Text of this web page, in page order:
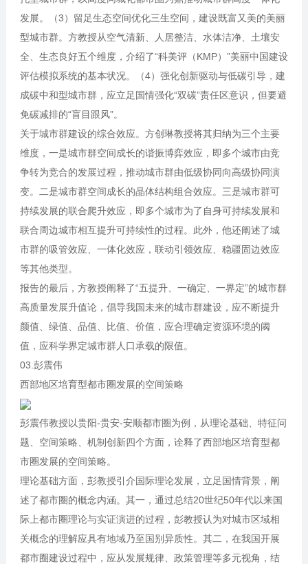
发展。（3）留足生态空间优化三生空间，建设既富又美的美丽
型城市群。方教授从空气清新、人居整洁、水体洁净、土壤安
全、生态良好五个维度，介绍了“科美评（KMP）”美丽中国建设
评估模拟系统的基本状况。（4）强化创新驱动与低碳引导，建
成碳中和型城市群，应立足国情强化“双碳”责任区意识，但要避
免碳减排的“盲目跟风”。
关于城市群建设的综合效应。方创琳教授将其归纳为三个主要
维度，一是城市群空间成长的谐振博弈效应，即多个城市由竞
争转为竞合的发展过程，推动城市群由低级协同向高级协同演
变。二是城市群空间成长的晶体结构组合效应。三是城市群可
持续发展的联合爬升效应，即多个城市为了自身可持续发展和
联合周边城市相互提升可持续性的过程。此外，他还阐述了城
市群的吸管效应、一体化效应，联动引领效应、稳疆固边效应
等其他类型。
报告的最后，方教授阐释了“五提升、一确定、一界定”的城市群
高质量发展升值论，倡导我国未来的城市群建设，应不断提升
颜值、绿值、品值、比值、价值，应合理确定资源环境的阈
值，应科学界定城市群人口承载的限值。
03.彭震伟
西部地区培育型都市圈发展的空间策略
彭震伟教授以贵阳-贵安-安顺都市圈为例，从理论基础、特征问
题、空间策略、机制创新四个方面，诠释了西部地区培育型都
市圈发展的空间策略。
理论基础方面，彭教授引介国际理论发展，立足国情背景，阐
述了都市圈的概念内涵。其一，通过总结20世纪50年代以来国
际上都市圈理论与实证演进的过程，彭教授认为对城市区域相
关概念的理解应具有地域乃至国别异质性。其二，在我国开展
都市圈建设过程中，应从发展规律、政策管理等多元视角，结